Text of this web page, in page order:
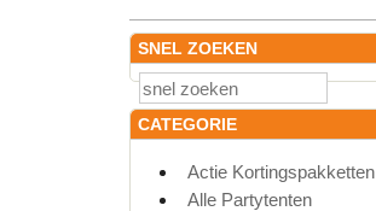
SNEL ZOEKEN
CATEGORIE
Actie Kortingspakketten
Alle Partytenten